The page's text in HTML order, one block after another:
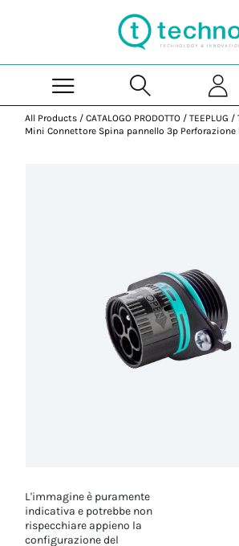
All Products / CATALOGO PRODOTTO / TEEPLUG /
Mini Connettore Spina pannello 3p Perforazione
L'immagine è puramente
indicativa e potrebbe non
rispecchiare appieno la
configurazione del